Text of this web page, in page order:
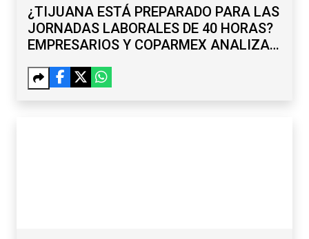
¿TIJUANA ESTÁ PREPARADO PARA LAS
JORNADAS LABORALES DE 40 HORAS?
EMPRESARIOS Y COPARMEX ANALIZAN